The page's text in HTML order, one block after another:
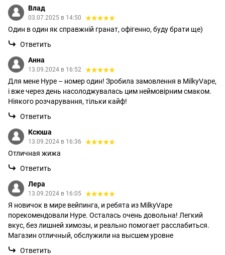
Влад
03.07.2025 в 14:50
Один в один як справжній гранат, офігенно, буду брати ще)
Ответить
Анна
13.09.2024 в 16:52
Для мене Hype – номер один! Зробила замовлення в MilkyVape,
і вже через день насолоджувалась цим неймовірним смаком.
Ніякого розчарування, тільки кайф!
Ответить
Ксюша
13.09.2024 в 16:36
Отличная жижа
Ответить
Лера
13.09.2024 в 16:05
Я новичок в мире вейпинга, и ребята из MilkyVape
порекомендовали Hype. Осталась очень довольна! Легкий
вкус, без лишней химозы, и реально помогает расслабиться.
Магазин отличный, обслужили на высшем уровне
Ответить